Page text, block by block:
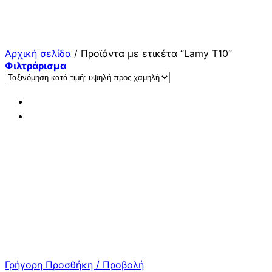
Αρχική σελίδα / Προϊόντα με ετικέτα “Lamy T10”
Φιλτράρισμα
Γρήγορη Προσθήκη / Προβολή